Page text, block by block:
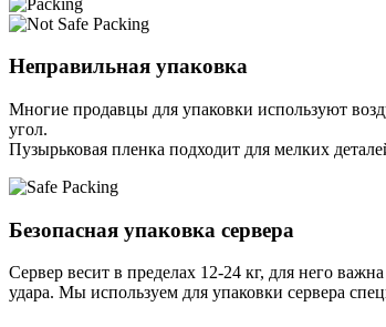
Неправильная упаковка
Многие продавцы для упаковки используют
угол.
Пузырьковая пленка подходит для мелких
Безопасная упаковка сервера
Сервер весит в пределах 12-24 кг, для него
удара. Мы используем для упаковки сервера